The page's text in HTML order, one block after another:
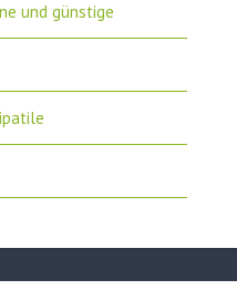
und günstige